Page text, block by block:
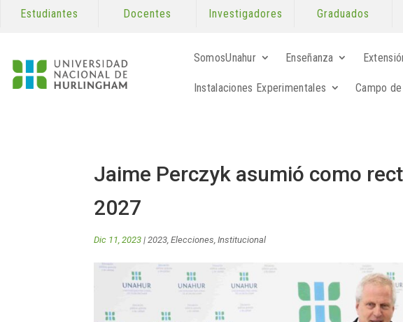
Estudiantes Docentes Investigadores Graduados
SomosUnahur Enseñanza
Instalaciones Experimentales Campo
Jaime Perczyk asumió como
2027
Dic 11, 2023 |2023,Elecciones,Institucional